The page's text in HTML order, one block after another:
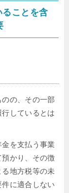
ることを含
の、その一部
しているとは
を支払う事業
かり、その徴
地方税等の未
に適合しない